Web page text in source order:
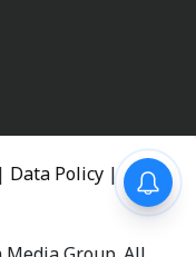
Data Policy |